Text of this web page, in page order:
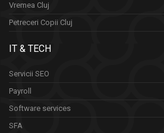
Vremea Cluj
Petreceri Copii Cluj
IT & TECH
Servicii SEO
Payroll
Software services
SFA